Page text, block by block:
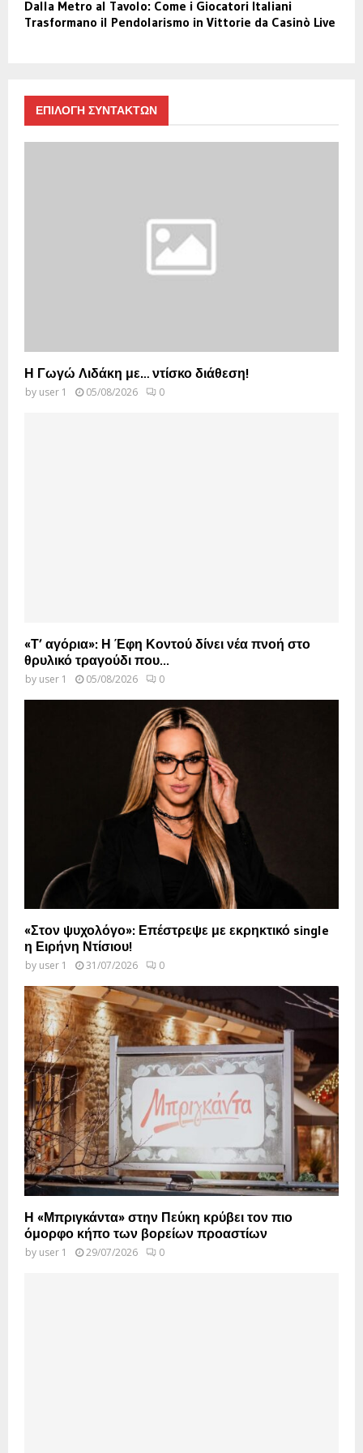
Dalla Metro al Tavolo: Come i Giocatori Italiani
Trasformano il Pendolarismo in Vittorie da Casinò Live
ΕΠΙΛΟΓΗ ΣΥΝΤΑΚΤΩΝ
Η Γωγώ Λιδάκη με… ντίσκο διάθεση!
by user 1 05/08/2026 0
«Τ’ αγόρια»: Η Έφη Κοντού δίνει νέα πνοή στο
θρυλικό τραγούδι που...
by user 1 05/08/2026 0
«Στον ψυχολόγο»: Επέστρεψε με εκρηκτικό single
η Ειρήνη Ντίσιου!
by user 1 31/07/2026 0
Η «Μπριγκάντα» στην Πεύκη κρύβει τον πιο
όμορφο κήπο των βορείων προαστίων
by user 1 29/07/2026 0